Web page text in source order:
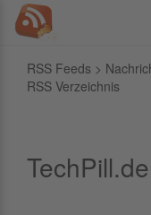
RSS Feeds >
RSS Verzeichnis
TechPill.de